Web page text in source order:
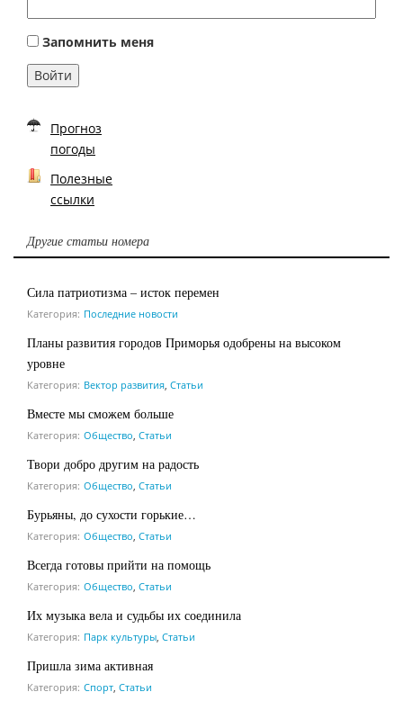
Запомнить меня
Войти
Прогноз
погоды
Полезные
ссылки
Другие статьи номера
Сила патриотизма – исток перемен
Категория: Последние новости
Планы развития городов Приморья одобрены на высоком
уровне
Категория: Вектор развития Статьи
Вместе мы сможем больше
Категория: Общество Статьи
Твори добро другим на радость
Категория: Общество Статьи
Бурьяны, до сухости горькие…
Категория: Общество Статьи
Всегда готовы прийти на помощь
Категория: Общество Статьи
Их музыка вела и судьбы их соединила
Категория: Парк культуры Статьи
Пришла зима активная
Категория: Спорт Статьи